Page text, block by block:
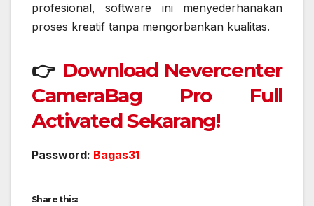
profesional, software ini menyederhanakan
proses kreatif tanpa mengorbankan kualitas.
👉 Download Nevercenter
CameraBag Pro Full
Activated Sekarang!
Password: Bagas31
Share this: